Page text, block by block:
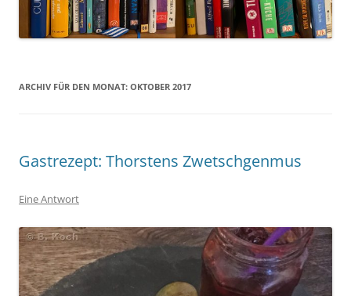
ARCHIV FÜR DEN MONAT: OKTOBER 2017
Gastrezept: Thorstens Zwetschgenmus
Eine Antwort